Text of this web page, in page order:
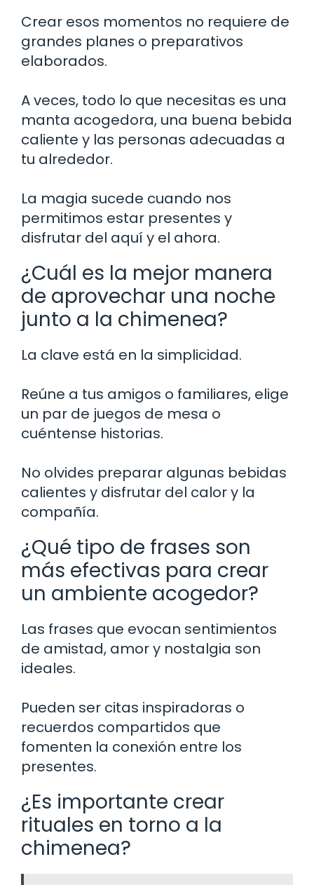
Crear esos momentos no requiere de
grandes planes o preparativos
elaborados.
A veces, todo lo que necesitas es una
manta acogedora, una buena bebida
caliente y las personas adecuadas a
tu alrededor.
La magia sucede cuando nos
permitimos estar presentes y
disfrutar del aquí y el ahora.
¿Cuál es la mejor manera
de aprovechar una noche
junto a la chimenea?
La clave está en la simplicidad.
Reúne a tus amigos o familiares, elige
un par de juegos de mesa o
cuéntense historias.
No olvides preparar algunas bebidas
calientes y disfrutar del calor y la
compañía.
¿Qué tipo de frases son
más efectivas para crear
un ambiente acogedor?
Las frases que evocan sentimientos
de amistad, amor y nostalgia son
ideales.
Pueden ser citas inspiradoras o
recuerdos compartidos que
fomenten la conexión entre los
presentes.
¿Es importante crear
rituales en torno a la
chimenea?